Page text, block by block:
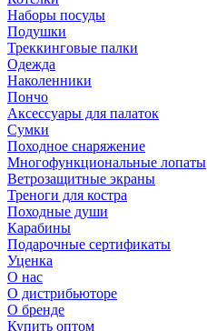
Наборы посуды
Подушки
Треккинговые палки
Одежда
Наколенники
Пончо
Аксессуары для палаток
Сумки
Походное снаряжение
Многофункциональные лопаты
Ветрозащитные экраны
Треноги для костра
Походные души
Карабины
Подарочные сертификаты
Уценка
О нас
О дистрибьюторе
О бренде
Купить оптом